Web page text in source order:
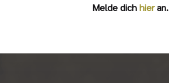
Melde dichhieran.